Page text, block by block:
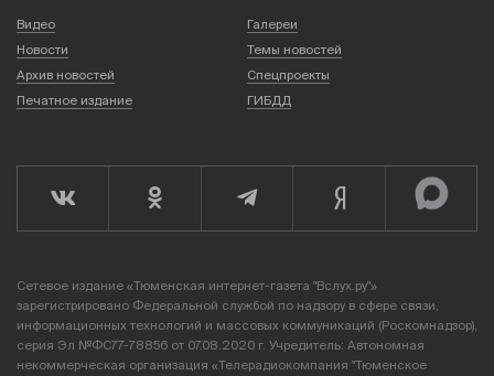
Видео
Галереи
Новости
Темы новостей
Архив новостей
Спецпроекты
Печатное издание
ГИБДД
Сетевое издание «Тюменская интернет-газета "Вслух.ру"»
зарегистрировано Федеральной службой по надзору в сфере связи,
информационных технологий и массовых коммуникаций (Роскомнадзор),
серия Эл №ФС77-78856 от 07.08.2020 г. Учредитель: Автономная
некоммерческая организация «Телерадиокомпания "Тюменское